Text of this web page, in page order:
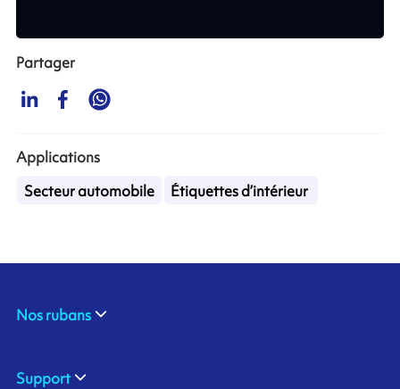
Partager
Applications
Secteur automobile
Étiquettes d’intérieur
Nos rubans
Support